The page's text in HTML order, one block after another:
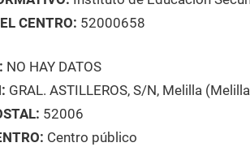
CENTRO: 52000658
NO HAY DATOS
GRAL. ASTILLEROS, S/N, Melilla
52006
Centro público